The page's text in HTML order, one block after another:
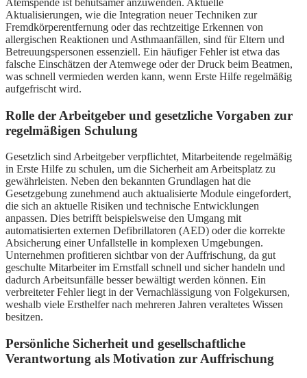
Atemspende ist behutsamer anzuwenden. Aktuelle
Aktualisierungen, wie die Integration neuer Techniken zur
Fremdkörperentfernung oder das rechtzeitige Erkennen von
allergischen Reaktionen und Asthmaanfällen, sind für Eltern und
Betreuungspersonen essenziell. Ein häufiger Fehler ist etwa das
falsche Einschätzen der Atemwege oder der Druck beim Beatmen,
was schnell vermieden werden kann, wenn Erste Hilfe regelmäßig
aufgefrischt wird.
Rolle der Arbeitgeber und gesetzliche Vorgaben zur
regelmäßigen Schulung
Gesetzlich sind Arbeitgeber verpflichtet, Mitarbeitende regelmäßig
in Erste Hilfe zu schulen, um die Sicherheit am Arbeitsplatz zu
gewährleisten. Neben den bekannten Grundlagen hat die
Gesetzgebung zunehmend auch aktualisierte Module eingefordert,
die sich an aktuelle Risiken und technische Entwicklungen
anpassen. Dies betrifft beispielsweise den Umgang mit
automatisierten externen Defibrillatoren (AED) oder die korrekte
Absicherung einer Unfallstelle in komplexen Umgebungen.
Unternehmen profitieren sichtbar von der Auffrischung, da gut
geschulte Mitarbeiter im Ernstfall schnell und sicher handeln und
dadurch Arbeitsunfälle besser bewältigt werden können. Ein
verbreiteter Fehler liegt in der Vernachlässigung von Folgekursen,
weshalb viele Ersthelfer nach mehreren Jahren veraltetes Wissen
besitzen.
Persönliche Sicherheit und gesellschaftliche
Verantwortung als Motivation zur Auffrischung